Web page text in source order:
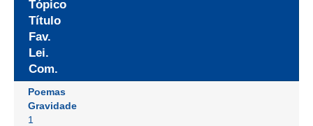
Tópico
Título
Fav.
Lei.
Com.
Poemas
Gravidade
1